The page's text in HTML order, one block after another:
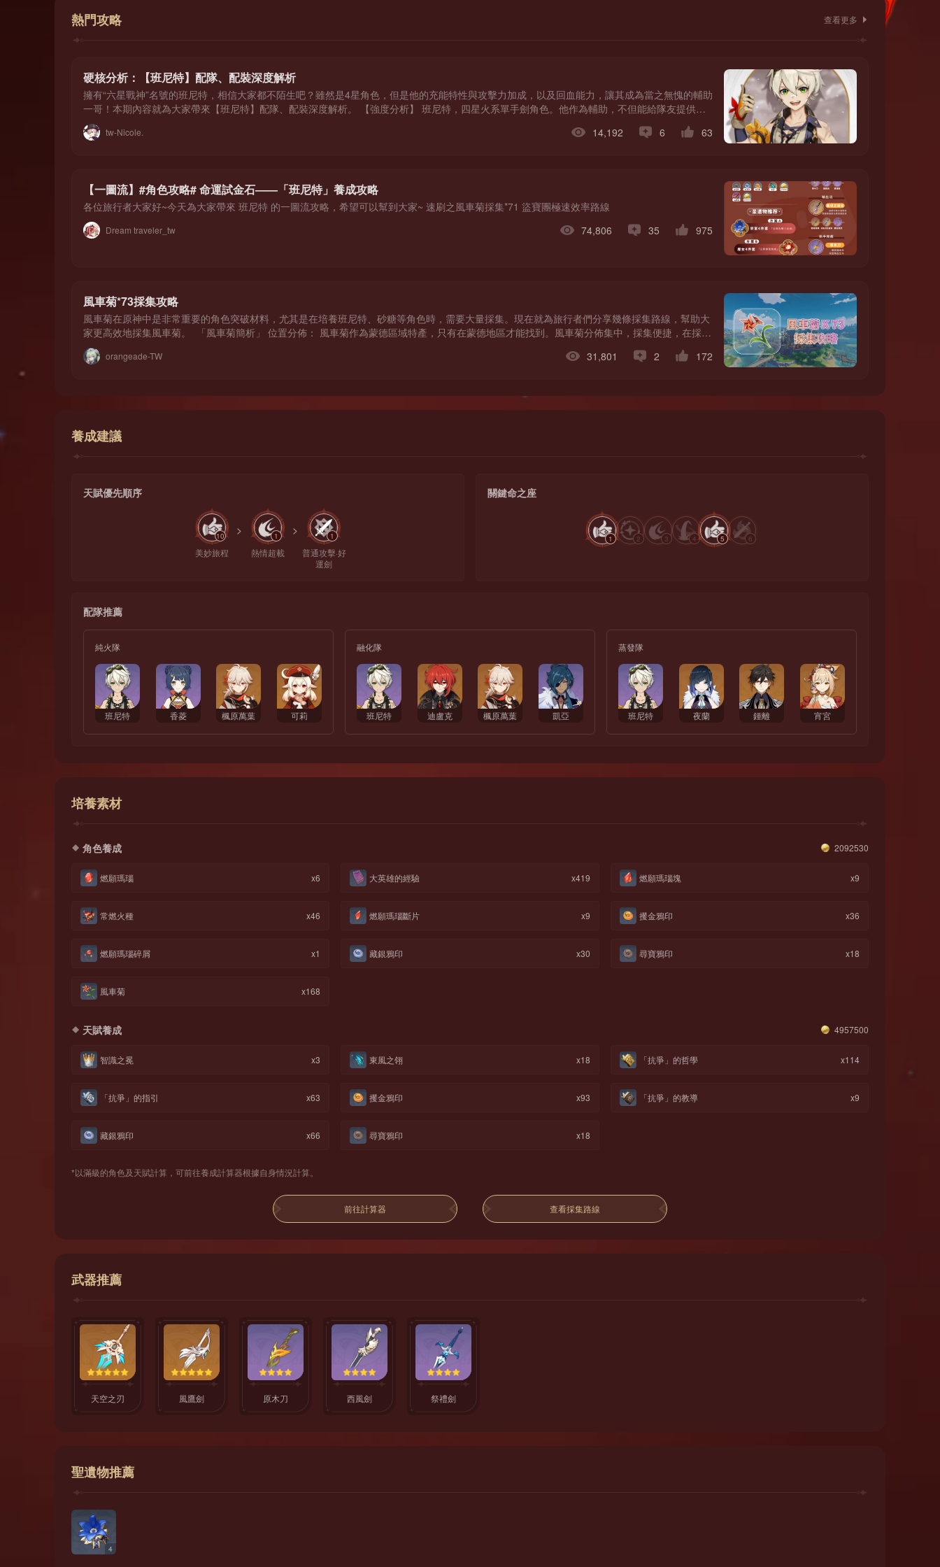
熱門攻略 查看更多
硬核分析：【班尼特】配隊、配裝深度解析
擁有“六星戰神”名號的班尼特，相信大家都不陌生吧？雖然是4星角色，但是他的充能特性與攻擊力加成，以及回血能力，讓其成為當之無愧的輔助
一哥！本期內容就為大家帶來【班尼特】配隊、配裝深度解析。 【強度分析】 班尼特，四星火系單手劍角色。他作為輔助，不但能給隊友提供高
額的攻擊力加成，每秒一次的回血頻率，還給班尼特賦予了治療能力。此外，由於班尼特的元素戰技冷卻時間短，所以他能不斷為隊伍提供元素微
粒，充能效率一流。一般推薦班尼特作為
tw-Nicole. 14,192 6 63
【一圖流】#角色攻略# 命運試金石——「班尼特」養成攻略
各位旅行者大家好~今天為大家帶來 班尼特 的一圖流攻略，希望可以幫到大家~ 速刷之風車菊採集*71 盜寶團極速效率路線
Dream traveler_tw 74,806 35 975
風車菊*73採集攻略
風車菊在原神中是非常重要的角色突破材料，尤其是在培養班尼特、砂糖等角色時，需要大量採集。現在就為旅行者們分享幾條採集路線，幫助大
家更高效地採集風車菊。 「風車菊簡析」 位置分佈： 風車菊作為蒙德區域特產，只有在蒙德地區才能找到。風車菊分佈集中，採集便捷，在採集
方式上，無特殊要求，直接採集就好。 作用： 風車菊的主要作用是作為班尼特、砂糖與旅行者三個角色的升級突破材料，材料需求很大。其次，
風車菊還能用於鍛造道具
orangeade-TW 31,801 2 172
養成建議
天賦優先順序
10
美妙旅程
> 1
熱情超載
> 1
普通攻擊·好
運劍
關鍵命之座
1 2 3 4 5 6
配隊推薦
純火隊
班尼特 香菱 楓原萬葉 可莉
融化隊
班尼特 迪盧克 楓原萬葉 凱亞
蒸發隊
班尼特 夜蘭 鍾離 宵宮
培養素材
角色養成 2092530
燃願瑪瑙 x6 大英雄的經驗 x419 燃願瑪瑙塊 x9
常燃火種 x46 燃願瑪瑙斷片 x9 攫金鴉印 x36
燃願瑪瑙碎屑 x1 藏銀鴉印 x30 尋寶鴉印 x18
風車菊 x168
天賦養成 4957500
智識之冕 x3 東風之翎 x18 「抗爭」的哲學 x114
「抗爭」的指引 x63 攫金鴉印 x93 「抗爭」的教導 x9
藏銀鴉印 x66 尋寶鴉印 x18
*以滿級的角色及天賦計算，可前往養成計算器根據自身情況計算。
前往計算器 查看採集路線
武器推薦
天空之刃 風鷹劍 原木刀 西風劍 祭禮劍
聖遺物推薦
4